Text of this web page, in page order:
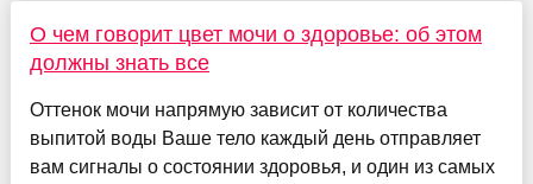
О чем говорит цвет мочи о здоровье: об этом
должны знать все
Оттенок мочи напрямую зависит от количества
выпитой воды Ваше тело каждый день отправляет
вам сигналы о состоянии здоровья, и один из самых